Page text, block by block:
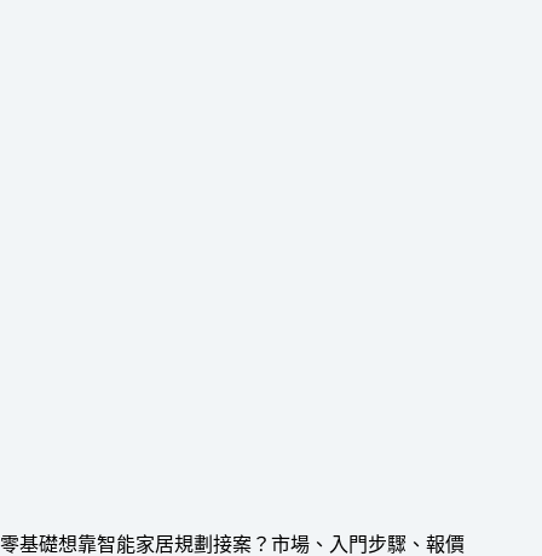
零基礎想靠智能家居規劃接案？市場、入門步驟、報價